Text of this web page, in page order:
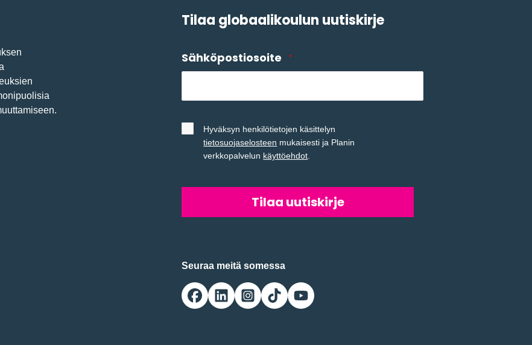
Tilaa globaalikoulun uutiskirje
Sähköpostiosoite *
Untitled
Hyväksyn henkilötietojen käsittelyn
tietosuojaselosteen mukaisesti ja Planin
verkkopalvelun käyttöehdot
Seuraa meitä somessa